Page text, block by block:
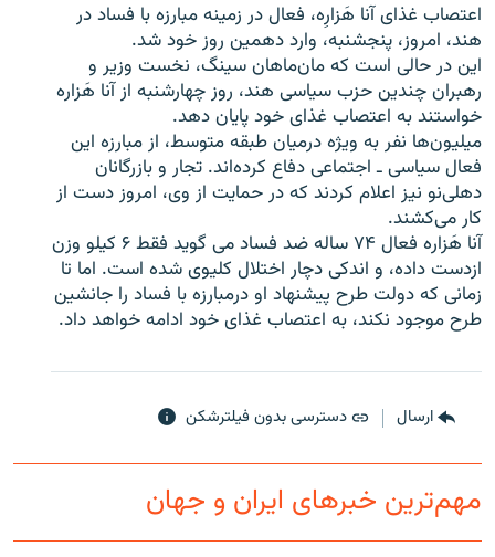
فرکانس‌ها
گزارش‌های تصویری
گزارش‌های ویدئویی
زنان فردا
English
به ما بپیوندید
زبان‌های دیگر
اعتصاب غذای آنا هَزارِه، فعال در زمینه مبارزه با فساد در
هند، امروز، پنجشنبه، وارد دهمین روز خود شد.
این در حالی است که مان‌ماهان سینگ، نخست وزیر و
رهبران چندین حزب سیاسی هند، روز چهارشنبه از آنا هَزاره
خواستند به اعتصاب غذای خود پایان دهد.
میلیون‌ها نفر به ویژه درمیان طبقه متوسط، از مبارزه این
فعال سیاسی ـ اجتماعی دفاع کرده‌اند. تجار و بازرگانان
دهلی‌نو نیز اعلام کردند که در حمایت از وی، امروز دست از
کار می‌کشند.
آنا هَزاره فعال ۷۴ ساله ضد فساد می گوید فقط ۶ کیلو وزن
ازدست داده، و اندکی دچار اختلال کلیوی شده است. اما تا
زمانی که دولت طرح پیشنهاد او درمبارزه با فساد را جانشین
طرح موجود نکند، به اعتصاب غذای خود ادامه خواهد داد.
ارسال دسترسی بدون فیلترشکن
مهم‌ترین خبرهای ایران و جهان